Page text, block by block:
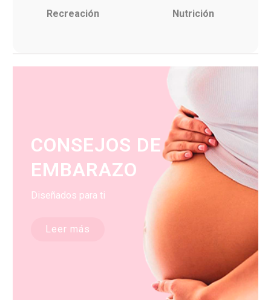
Recreación Nutrición
CONSEJOS DE
EMBARAZO
Diseñados para ti
Leer más